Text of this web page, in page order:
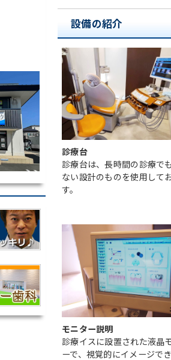
設備の紹介
診療台
診療台は、長時間の診療で
ない設計のものを使用して
す。
モニター説明
診療イスに設置された液晶
ーで、視覚的にイメージで